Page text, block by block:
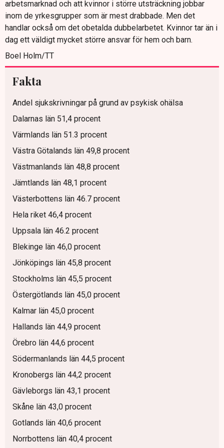
arbetsmarknad och att kvinnor i större utsträckning jobbar
inom de yrkesgrupper som är mest drabbade. Men det
handlar också om det obetalda dubbelarbetet. Kvinnor tar än i
dag ett väldigt mycket större ansvar för hem och barn.
Boel Holm/TT
Fakta
Andel sjukskrivningar på grund av psykisk ohälsa
Dalarnas län 51,4 procent
Värmlands län 51.3 procent
Västra Götalands län 49,8 procent
Västmanlands län 48,8 procent
Jämtlands län 48,1 procent
Västerbottens län 46.7 procent
Hela riket 46,4 procent
Uppsala län 46.2 procent
Blekinge län 46,0 procent
Jönköpings län 45,8 procent
Stockholms län 45,5 procent
Östergötlands län 45,0 procent
Kalmar län 45,0 procent
Hallands län 44,9 procent
Örebro län 44,6 procent
Södermanlands län 44,5 procent
Kronobergs län 44,2 procent
Gävleborgs län 43,1 procent
Skåne län 43,0 procent
Gotlands län 40,6 procent
Norrbottens län 40,4 procent